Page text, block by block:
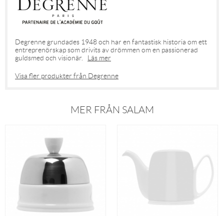
Degrenne grundades 1948 och har en fantastisk historia om ett
entreprenörskap som drivits av drömmen om en passionerad
guldsmed och visionär. Läs mer
Visa fler produkter från Degrenne
MER FRÅN SALAM